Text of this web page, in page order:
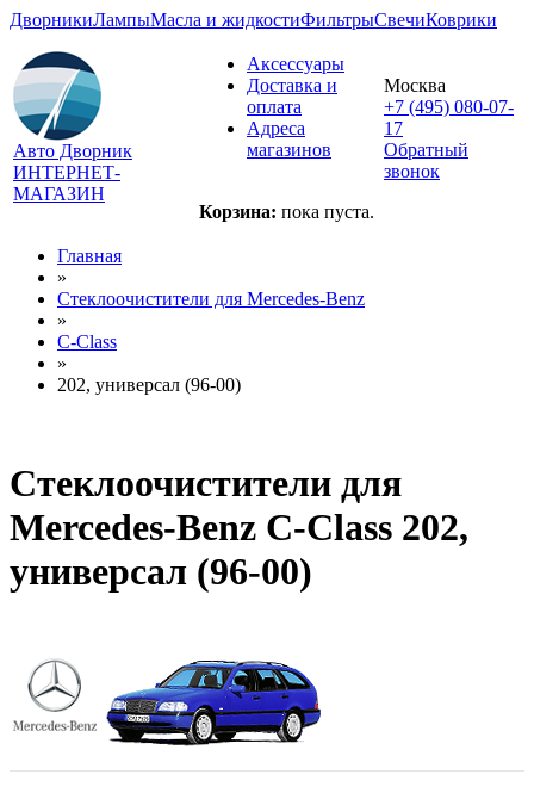
ДворникиЛампыМасла и жидкостиФильтрыСвечиКоврики
Авто Дворник
ИНТЕРНЕТ-
МАГАЗИН
Аксессуары
Доставка и
оплата
Адреса
магазинов
Корзина: пока пуста.
Москва
+7 (495) 080-07-
17
Обратный
звонок
Главная
»
Стеклоочистители для Mercedes-Benz
»
C-Class
»
202, универсал (96-00)
Стеклоочистители для
Mercedes-Benz C-Class 202,
универсал (96-00)